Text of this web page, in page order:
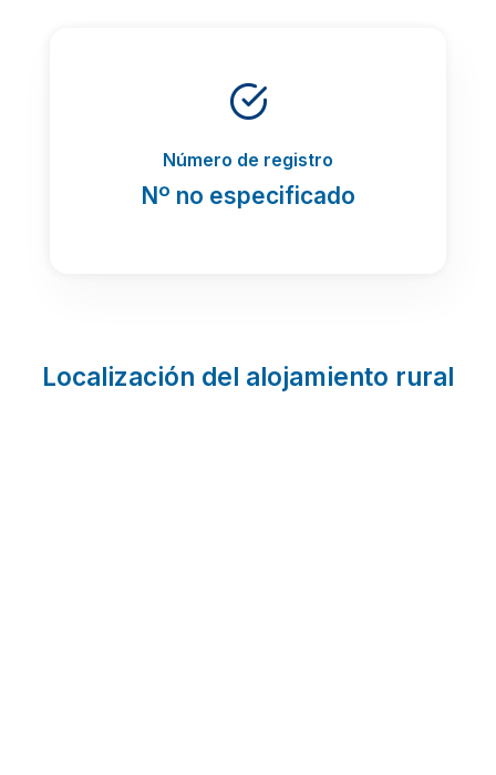
Número de registro
Nº no especificado
Localización del alojamiento rural